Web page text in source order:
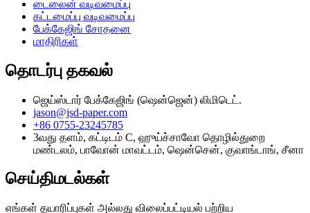
டைலைன் வடிவமைப்பு
கட்டமைப்பு வடிவமைப்பு
பேக்கேஜிங் சோதனை
மாதிரிகள்
தொடர்பு தகவல்
ஜெய்ஸ்டார் பேக்கேஜிங் (ஷென்ஜென்) லிமிடெட்.
jason@jsd-paper.com
+86 0755-23245785
3வது தளம், கட்டிடம் C, ஹுய்ச்சாவோ தொழில்துறை
மண்டலம், பாவோன் மாவட்டம், ஷென்சென், குவாங்டாங், சீனா
செய்திமடல்கள்
எங்கள் தயாரிப்புகள் அல்லது விலைப்பட்டியல் பற்றிய